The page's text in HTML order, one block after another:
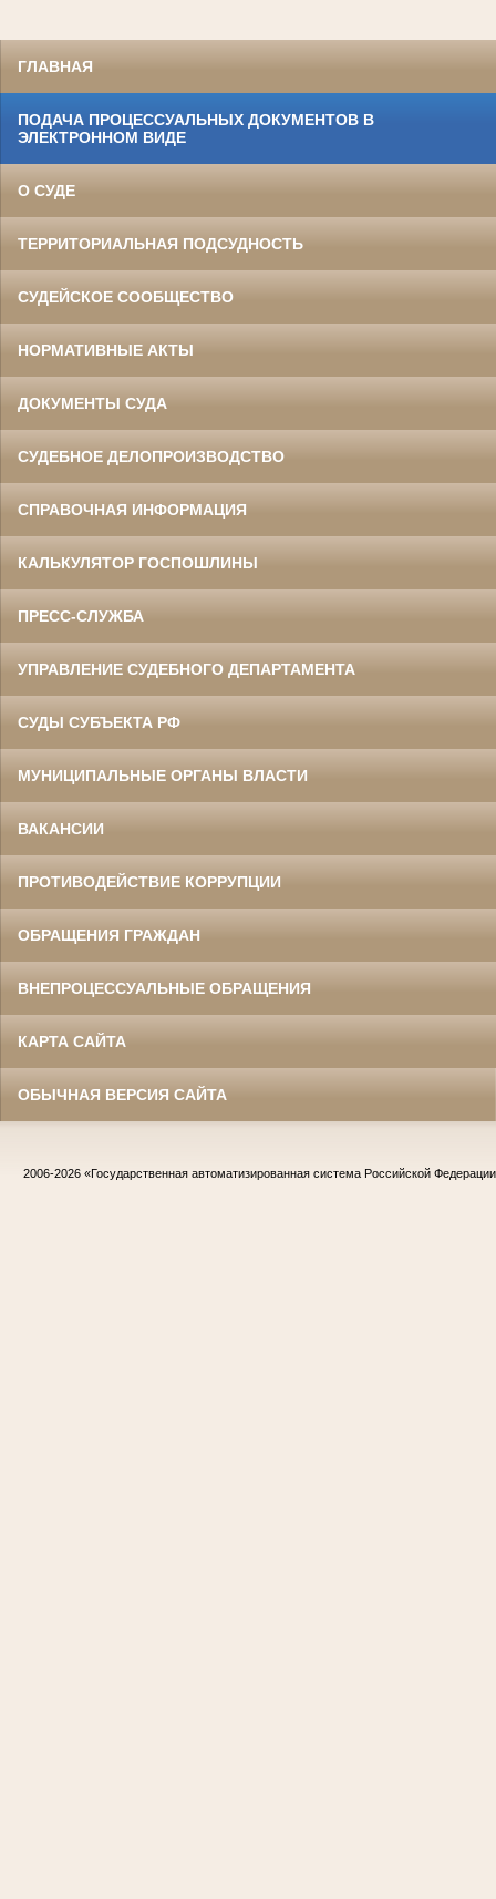
ГЛАВНАЯ
ПОДАЧА ПРОЦЕССУАЛЬНЫХ ДОКУМЕНТОВ В
ЭЛЕКТРОННОМ ВИДЕ
О СУДЕ
ТЕРРИТОРИАЛЬНАЯ ПОДСУДНОСТЬ
СУДЕЙСКОЕ СООБЩЕСТВО
НОРМАТИВНЫЕ АКТЫ
ДОКУМЕНТЫ СУДА
СУДЕБНОЕ ДЕЛОПРОИЗВОДСТВО
СПРАВОЧНАЯ ИНФОРМАЦИЯ
КАЛЬКУЛЯТОР ГОСПОШЛИНЫ
ПРЕСС-СЛУЖБА
УПРАВЛЕНИЕ СУДЕБНОГО ДЕПАРТАМЕНТА
СУДЫ СУБЪЕКТА РФ
МУНИЦИПАЛЬНЫЕ ОРГАНЫ ВЛАСТИ
ВАКАНСИИ
ПРОТИВОДЕЙСТВИЕ КОРРУПЦИИ
ОБРАЩЕНИЯ ГРАЖДАН
ВНЕПРОЦЕССУАЛЬНЫЕ ОБРАЩЕНИЯ
КАРТА САЙТА
ОБЫЧНАЯ ВЕРСИЯ САЙТА
2006-2026 «Государственная автоматизированная система Российской